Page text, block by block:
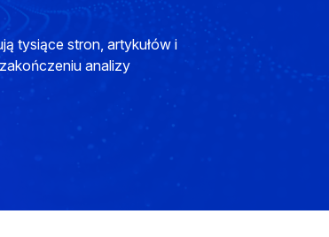
tysiące stron, artykułów i
analizy